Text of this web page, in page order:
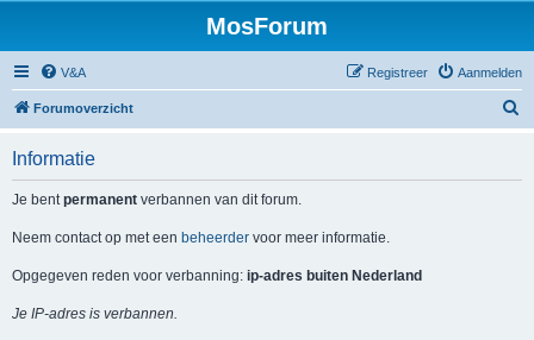
MosForum
V&A Aanmelden
Registreer
Forumoverzicht
Informatie
Je bentpermanent verbannen van dit forum.
Neem contact op met een beheerder voor meer informatie.
Opgegeven reden voor verbanning: ip-adres buiten Nederland
Je IP-adres is verbannen.